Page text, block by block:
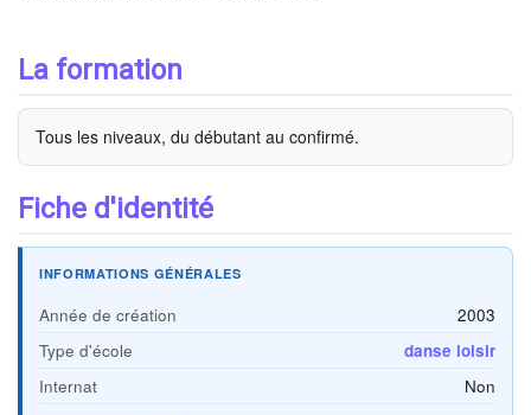
La formation
Tous les niveaux, du débutant au confirmé.
Fiche d'identité
INFORMATIONS GÉNÉRALES
Année de création
2003
Type d'école
danse loisir
Internat
Non